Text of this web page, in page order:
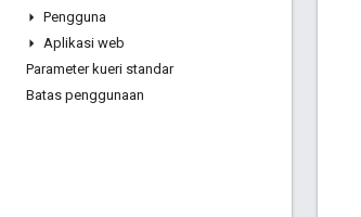
Pengguna
Aplikasi web
Parameter kueri standar
Batas penggunaan